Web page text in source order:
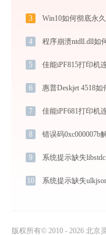
3
4 程序崩溃ntdll.dll如
5 佳能iPF815打印机
6 惠普Deskjet 4518
7 佳能iPF681打印机
8 错误码0xc000007b
9 系统提示缺失
10 系统提示缺失
版权所有© 2010 - 2026 北京